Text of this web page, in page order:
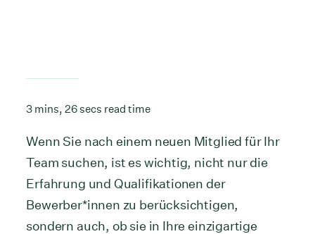
3 mins, 26 secs read time
Wenn Sie nach einem neuen Mitglied für Ihr
Team suchen, ist es wichtig, nicht nur die
Erfahrung und Qualifikationen der
Bewerber*innen zu berücksichtigen,
sondern auch, ob sie in Ihre einzigartige